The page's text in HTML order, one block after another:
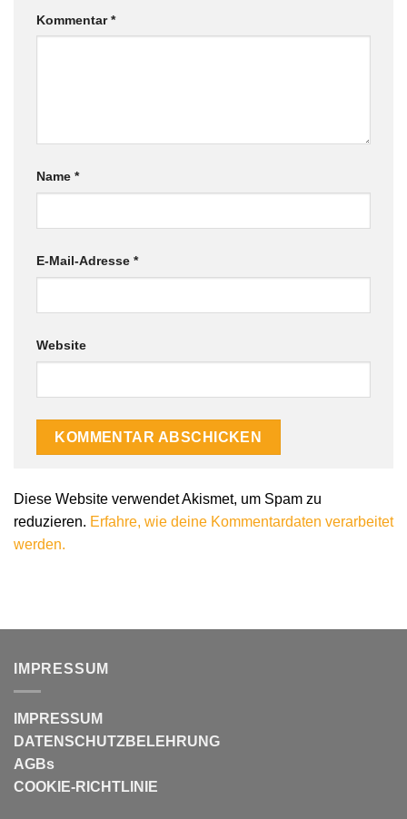
Kommentar*
Name *
E-Mail-Adresse *
Website
Diese Website verwendet Akismet, um Spam zu
reduzieren. Erfahre, wie deine Kommentardaten verarbeitet
werden.
IMPRESSUM
IMPRESSUM
DATENSCHUTZBELEHRUNG
AGBs
COOKIE-RICHTLINIE